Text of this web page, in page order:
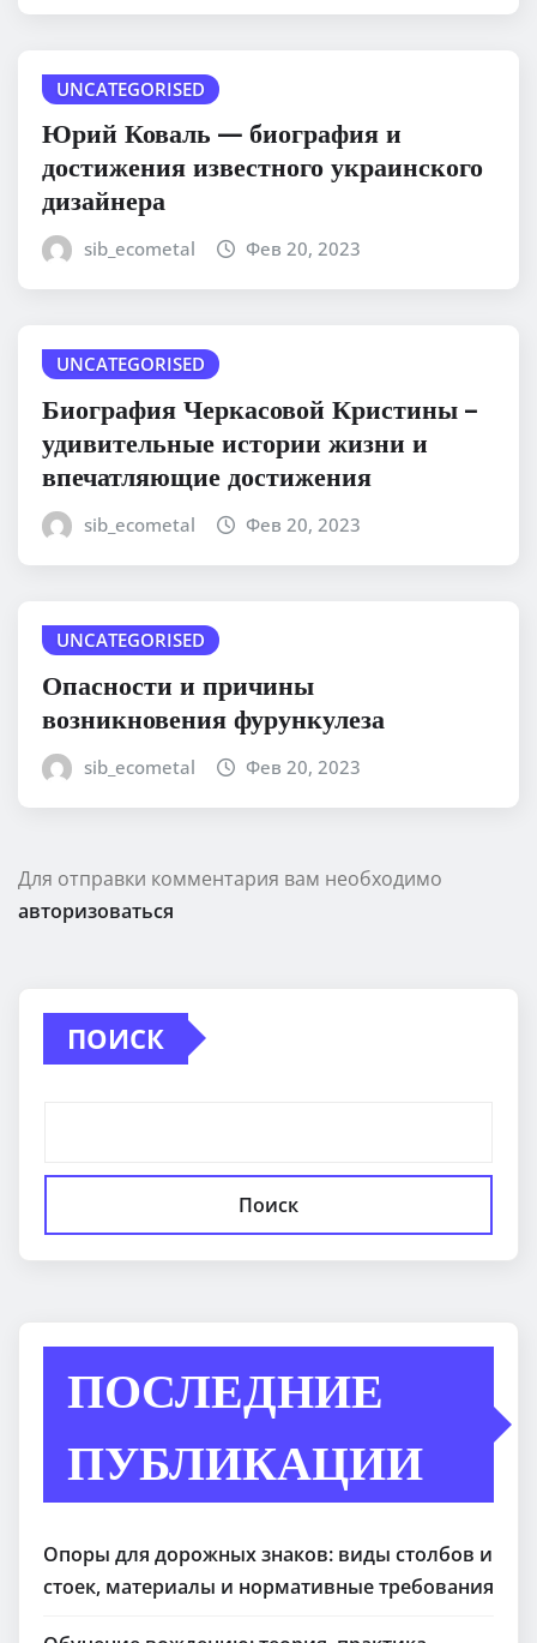
UNCATEGORISED
Юрий Коваль — биография и
достижения известного украинского
дизайнера
sib_ecometal Фев 20, 2023
UNCATEGORISED
Биография Черкасовой Кристины –
удивительные истории жизни и
впечатляющие достижения
sib_ecometal Фев 20, 2023
UNCATEGORISED
Опасности и причины
возникновения фурункулеза
sib_ecometal Фев 20, 2023
Для отправки комментария вам необходимо
авторизоваться
ПОИСК
Поиск
ПОСЛЕДНИЕ
ПУБЛИКАЦИИ
Опоры для дорожных знаков: виды столбов и
стоек, материалы и нормативные требования